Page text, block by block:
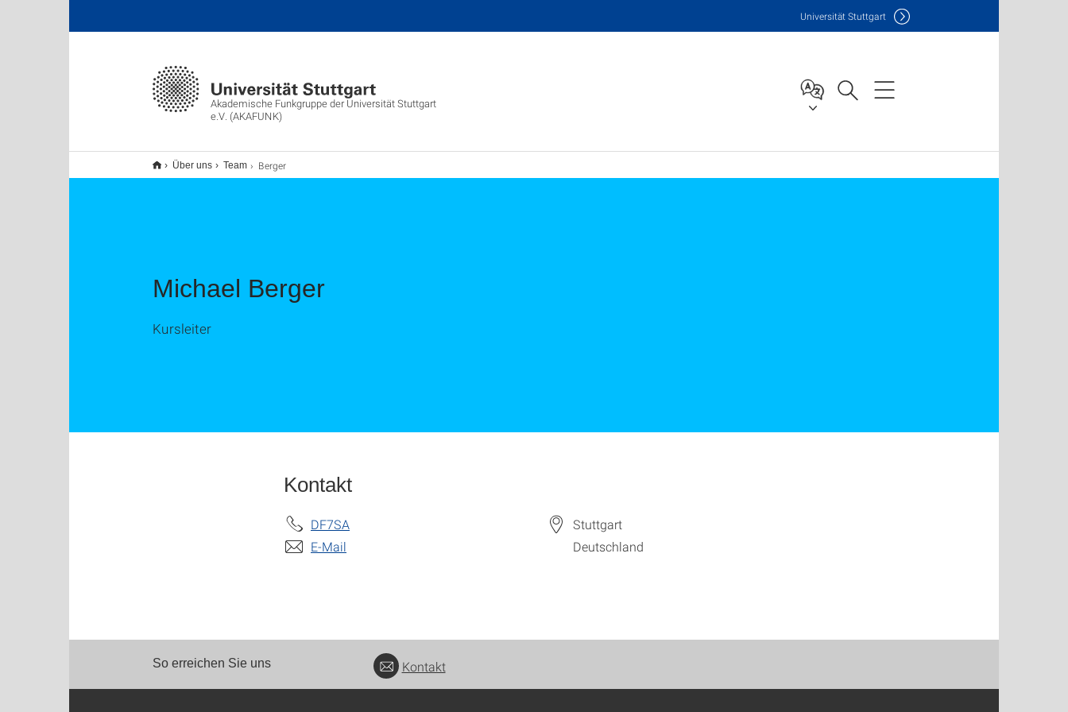
Akademische Funkgruppe der Universität Stuttgart
e.V. (AKAFUNK)
Universität Stuttgart
Über uns Team Berger
Michael Berger
Kursleiter
Kontakt
DF7SA
E-Mail
Stuttgart
Deutschland
So erreichen Sie uns Kontakt